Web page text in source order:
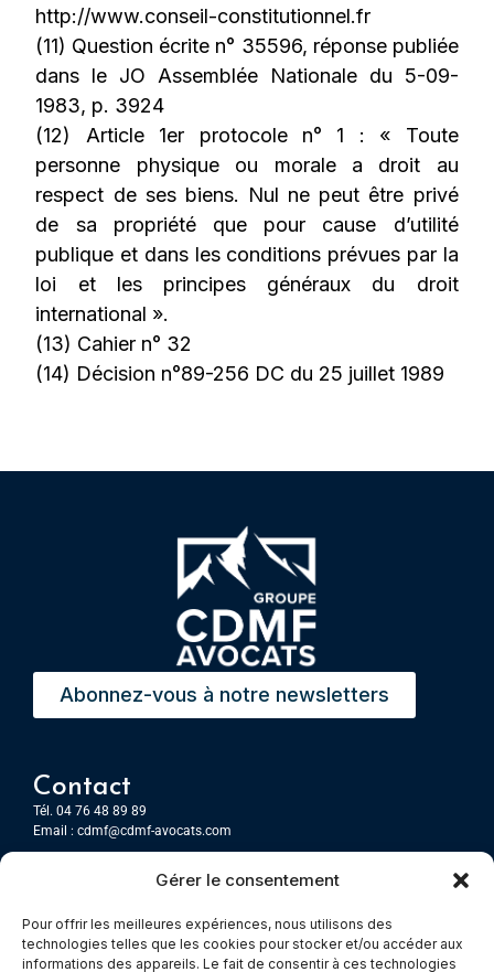
Gérer le consentement
Pour offrir les meilleures expériences, nous utilisons des
technologies telles que les cookies pour stocker et/ou accéder aux
informations des appareils. Le fait de consentir à ces technologies
http://www.conseil-constitutionnel.fr
(11) Question écrite n° 35596, réponse publiée
dans le JO Assemblée Nationale du 5-09-
1983, p. 3924
(12) Article 1er protocole n° 1 : « Toute
personne physique ou morale a droit au
respect de ses biens. Nul ne peut être privé
de sa propriété que pour cause d’utilité
publique et dans les conditions prévues par la
loi et les principes généraux du droit
international ».
(13) Cahier n° 32
(14) Décision n°89-256 DC du 25 juillet 1989
Abonnez-vous à notre newsletters
Contact
Tél. 04 76 48 89 89
Email : cdmf@cdmf-avocats.com
7 Place Firmin Gautier
CS 80476
38016 GRENOBLE, Cedex 1